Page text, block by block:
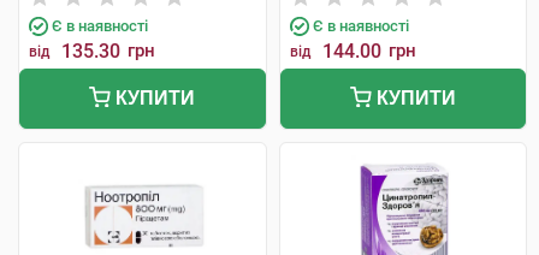
Є в наявності
від 135.30 грн
КУПИТИ
Є в наявності
від 144.00 грн
КУПИТИ